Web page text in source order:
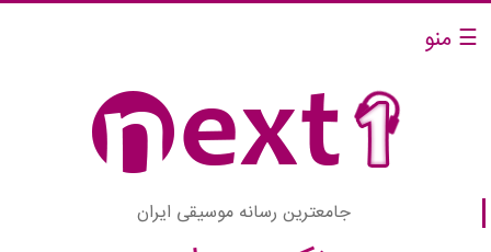
☰ منو
جامعترین رسانه موسیقی ایران